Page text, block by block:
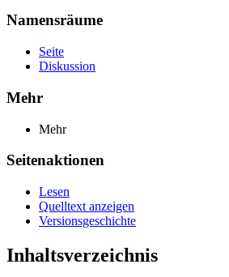
Namensräume
Seite
Diskussion
Mehr
Mehr
Seitenaktionen
Lesen
Quelltext anzeigen
Versionsgeschichte
Inhaltsverzeichnis